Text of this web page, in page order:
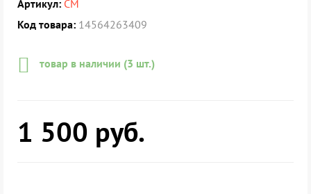
Артикул: СМ
Код товара: 14564263409
товар в наличии (3 шт.)
1 500 руб.